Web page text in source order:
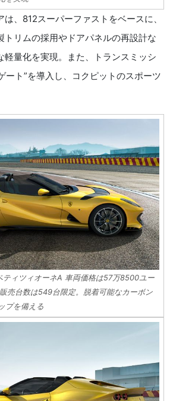
、812スーパーファストをベースに、
トリムの採用やドアパネルの再設計な
軽量化を実現。また、トランスミッシ
ート”を導入し、コクピットのスポーツ
ィツィオーネA 車両価格は57万8500ユー
売台数は549台限定。脱着可能なカーボン
プを備える